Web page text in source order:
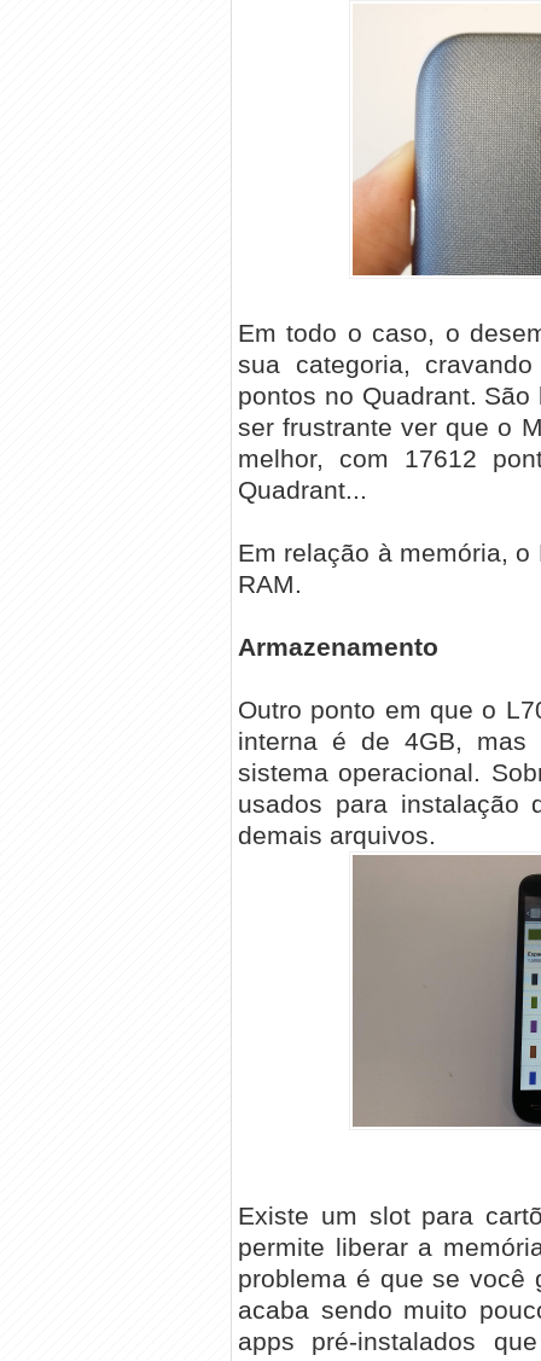
Em todo o caso, o
sua categoria,
pontos no Quadrant.
ser frustrante ver que o
melhor, com 17612
Quadrant...
Em relação à memória,
RAM.
Armazenamento
Outro ponto em que o
interna é de 4GB, mas
sistema operacional.
usados para instalação
demais arquivos.
Existe um slot para
permite liberar a
problema é que se você
acaba sendo muito
apps pré-instalados